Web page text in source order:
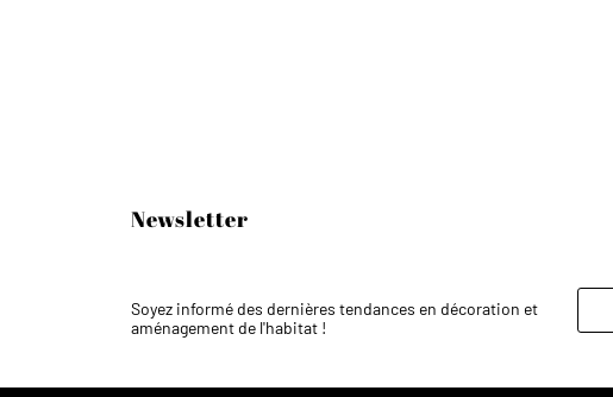
Newsletter
Soyez informé des dernières tendances en décoration et
aménagement de l'habitat !